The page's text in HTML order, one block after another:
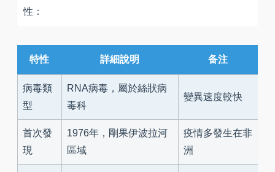
性：
特性 詳細說明 备注
病毒類
型
RNA病毒，屬於絲狀病
毒科
變異速度較快
首次發
現
1976年，剛果伊波拉河
區域
疫情多發生在非
洲